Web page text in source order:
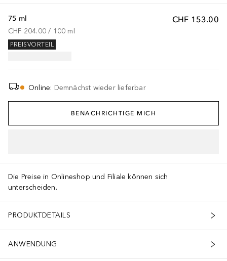
CHF 153.00
75 ml
CHF 204.00 / 100 ml
PREISVORTEIL
Online: Demnächst wieder lieferbar
BENACHRICHTIGE MICH
Die Preise in Onlineshop und Filiale können sich
unterscheiden.
PRODUKTDETAILS
ANWENDUNG